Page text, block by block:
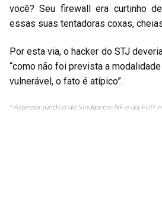
você? Seu firewall era curtinho
essas suas tentadoras coxas,
Por esta via, o hacker do STJ
“como não foi prevista a
vulnerável, o fato é atípico”.
* Assessor jurídico do Sindipetro-NF e da FUP.